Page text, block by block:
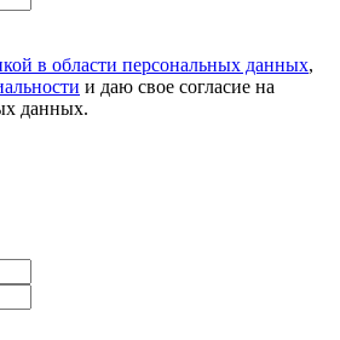
в области персональных данных,
и даю свое согласие на
данных.